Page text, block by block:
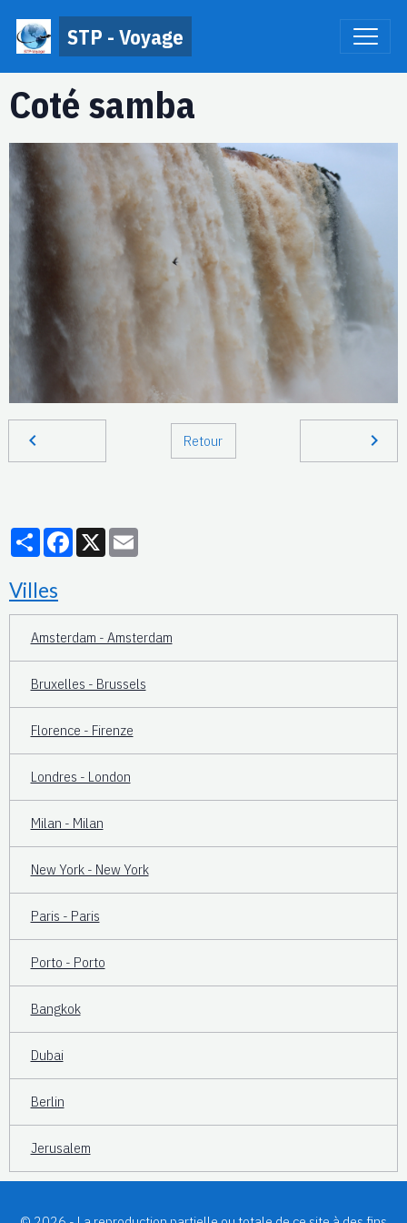
STP - Voyage
Coté samba
Retour
PartagerFacebook
X
Villes
Amsterdam - Amsterdam
Bruxelles - Brussels
Florence - Firenze
Londres - London
Milan - Milan
New York - New York
Paris - Paris
Porto - Porto
Bangkok
Dubai
Berlin
Jerusalem